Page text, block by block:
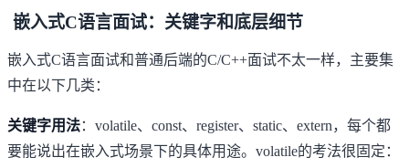
嵌入式C语言面试：关键字和底层细节
嵌入式C语言面试和普通后端的C/C++面试不太一样，主要集
中在以下几类：
关键字用法：volatile、const、register、static、extern，每个都
要能说出在嵌入式场景下的具体用途。volatile的考法很固定：